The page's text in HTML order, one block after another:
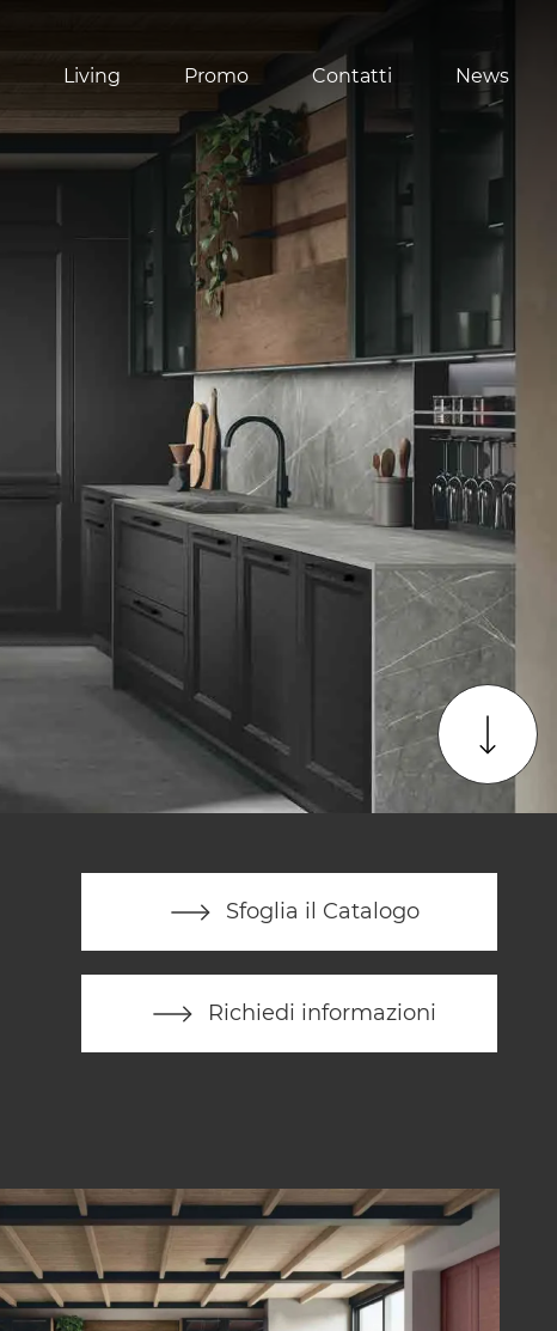
Living Promo Contatti News
Sfoglia il Catalogo
Richiedi informazioni